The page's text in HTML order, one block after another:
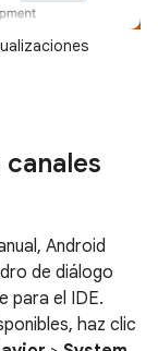
Android
de diálogo
para el IDE.
haz clic